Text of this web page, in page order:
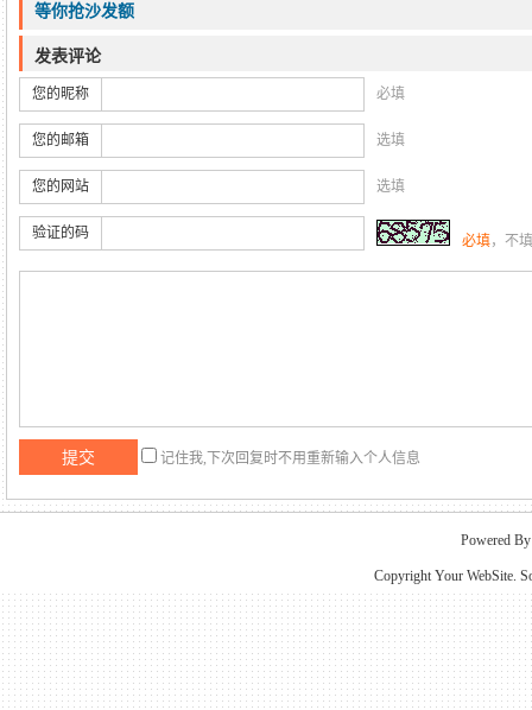
等你抢沙发额
发表评论
您的昵称 必填
您的邮箱 选填
您的网站 选填
验证的码 必填，不
记住我,下次回复时不用重新输入个人信息
Powered
Copyright Your WebSite.